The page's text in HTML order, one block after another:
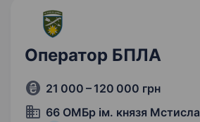
Оператор БПЛА
21 000 – 120 000 грн
66 ОМБр ім. князя